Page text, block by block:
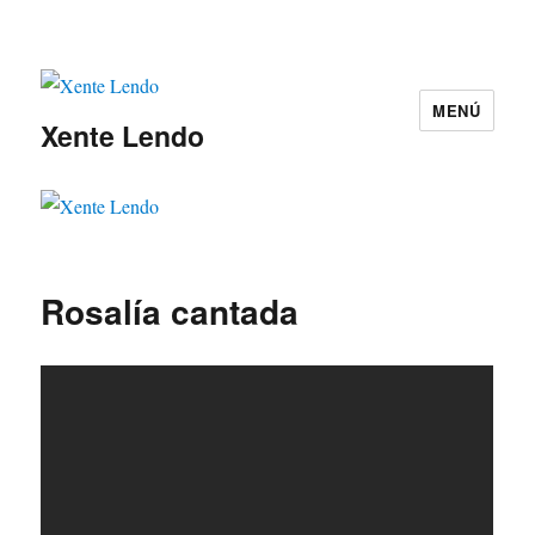
Xente Lendo
MENÚ
Rosalía cantada